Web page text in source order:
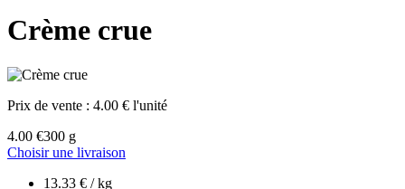
Crème crue
Prix de vente : 4.00 € l'unité
4.00 €300 g
Choisir une livraison
13.33 € / kg